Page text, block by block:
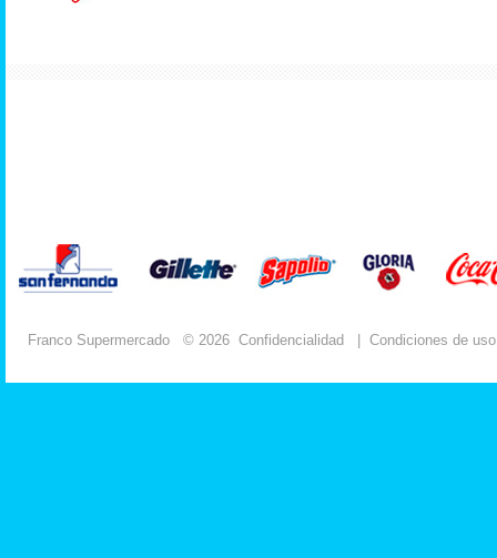
Franco Supermercado © 2026 Confidencialidad Condiciones de uso